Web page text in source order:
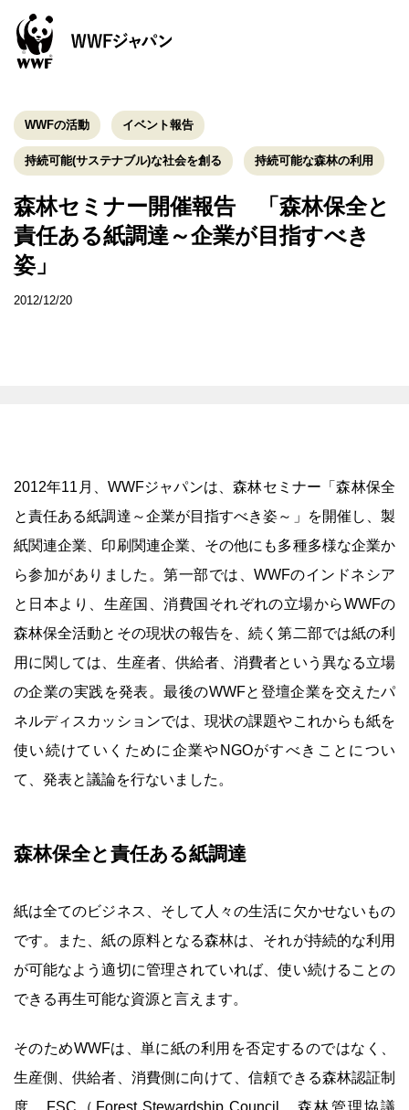
WWFの活動 イベント報告
持続可能(サステナブル)な社会を創る 持続可能な森林の利用
森林セミナー開催報告 「森林保全と
責任ある紙調達～企業が目指すべき
姿」
2012/12/20
2012年11月、WWFジャパンは、森林セミナー「森林保全
と責任ある紙調達～企業が目指すべき姿～」を開催し、製
紙関連企業、印刷関連企業、その他にも多種多様な企業か
ら参加がありました。第一部では、WWFのインドネシア
と日本より、生産国、消費国それぞれの立場からWWFの
森林保全活動とその現状の報告を、続く第二部では紙の利
用に関しては、生産者、供給者、消費者という異なる立場
の企業の実践を発表。最後のWWFと登壇企業を交えたパ
ネルディスカッションでは、現状の課題やこれからも紙を
使い続けていくために企業やNGOがすべきことについ
て、発表と議論を行ないました。
森林保全と責任ある紙調達
紙は全てのビジネス、そして人々の生活に欠かせないもの
です。また、紙の原料となる森林は、それが持続的な利用
が可能なよう適切に管理されていれば、使い続けることの
できる再生可能な資源と言えます。
そのためWWFは、単に紙の利用を否定するのではなく、
生産側、供給者、消費側に向けて、信頼できる森林認証制
度、FSC（Forest Stewardship Council、森林管理協議